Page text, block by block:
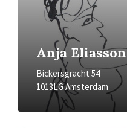
Anja Eliasson
Bickersgracht 54
1013LG Amsterdam